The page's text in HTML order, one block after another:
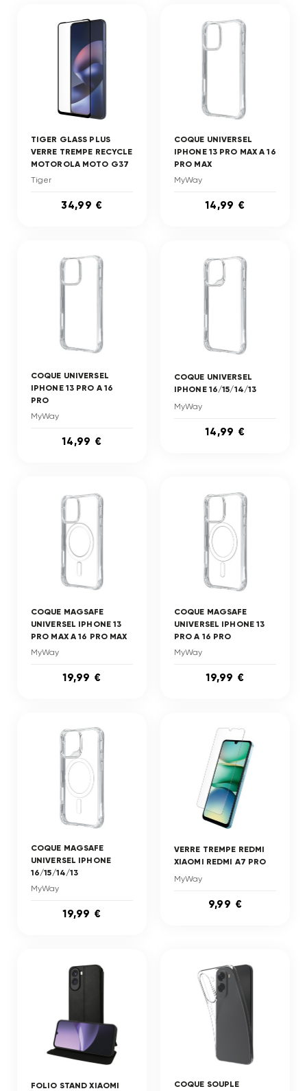
TIGER GLASS PLUS
VERRE TREMPE RECYCLE
MOTOROLA MOTO G37
Tiger
34,99 €
COQUE UNIVERSEL
IPHONE 13 PRO MAX A 16
PRO MAX
MyWay
14,99 €
COQUE UNIVERSEL
IPHONE 13 PRO A 16
PRO
MyWay
14,99 €
COQUE UNIVERSEL
IPHONE 16/15/14/13
MyWay
14,99 €
COQUE MAGSAFE
UNIVERSEL IPHONE 13
PRO MAX A 16 PRO MAX
MyWay
19,99 €
COQUE MAGSAFE
UNIVERSEL IPHONE 13
PRO A 16 PRO
MyWay
19,99 €
COQUE MAGSAFE
UNIVERSEL IPHONE
16/15/14/13
MyWay
19,99 €
VERRE TREMPE REDMI
XIAOMI REDMI A7 PRO
MyWay
9,99 €
FOLIO STAND XIAOMI
COQUE SOUPLE